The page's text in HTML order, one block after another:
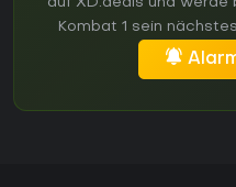
auf XD.deals und werde
Kombat 1 sein